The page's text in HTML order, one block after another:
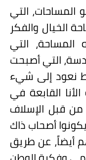
التي
الخيال والفكر
المساحة، التي
التي أصبحت
نعود إلى شيء
القابعة في
من قبل الإسلاف
أصحاب ذاك
أيضاً، عن طريق